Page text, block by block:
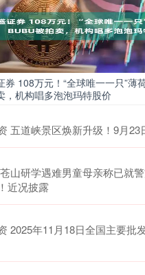
券 108万元！“全球唯一一只”薄
，机构唱多泡泡玛特股价
五道峡景区焕新升级！9月23
山研学遇难男童母亲称已就
近况披露
2025年11月18日全国主要批